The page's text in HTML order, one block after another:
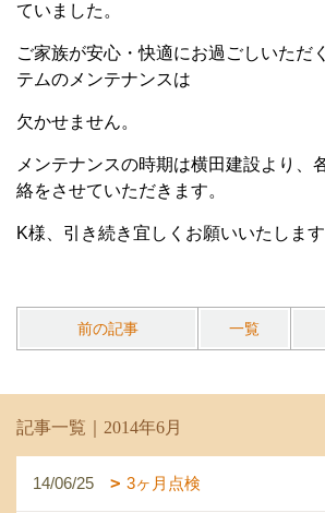
ていました。
ご家族が安心・快適にお過ごしいただ
テムのメンテナンスは
欠かせません。
メンテナンスの時期は横田建設より、
絡をさせていただきます。
K様、引き続き宜しくお願いいたします
前の記事 一覧
記事一覧｜2014年6月
14/06/25 3ヶ月点検